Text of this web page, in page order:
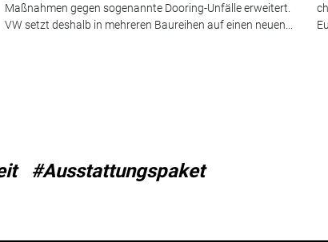
Maßnahmen gegen sogenannte Dooring-Unfälle erweitert.
VW setzt deshalb in mehreren Baureihen auf einen neuen...
#Ausstattungspaket